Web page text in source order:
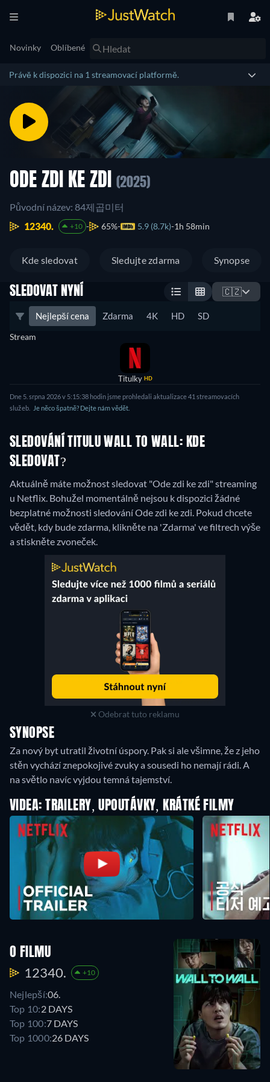
Novinky Oblíbené
Právě k dispozici na 1 streamovací platformě.
ODE ZDI KE ZDI (2025)
Původní název: 84제곱미터
12340.
+10 65% 5.9 (8.7k) 1h 58min
Kde sledovat Sledujte zdarma Synopse
SLEDOVAT NYNÍ 🇨🇿
Nejlepší cena Zdarma 4K HD SD
Stream
Titulky HD
Dne 5. srpna 2026 v 5:15:38 hodin jsme prohledali aktualizace 41 streamovacích
služeb.
Je něco špatně? Dejte nám vědět.
SLEDOVÁNÍ TITULU WALL TO WALL: KDE
SLEDOVAT?
Aktuálně máte možnost sledovat "Ode zdi ke zdi" streaming
u Netflix. Bohužel momentálně nejsou k dispozici žádné
bezplatné možnosti sledování Ode zdi ke zdi. Pokud chcete
vědět, kdy bude zdarma, klikněte na 'Zdarma' ve filtrech výše
a stiskněte zvoneček.
Odebrat tuto reklamu
SYNOPSE
Za nový byt utratil životní úspory. Pak si ale všimne, že z jeho
stěn vychází znepokojivé zvuky a sousedi ho nemají rádi. A
na světlo navíc vyjdou temná tajemství.
VIDEA: TRAILERY, UPOUTÁVKY, KRÁTKÉ FILMY
O FILMU
12340. +10
Nejlepší:06.
Top 10:2 DAYS
Top 100:7 DAYS
Top 1000:26 DAYS